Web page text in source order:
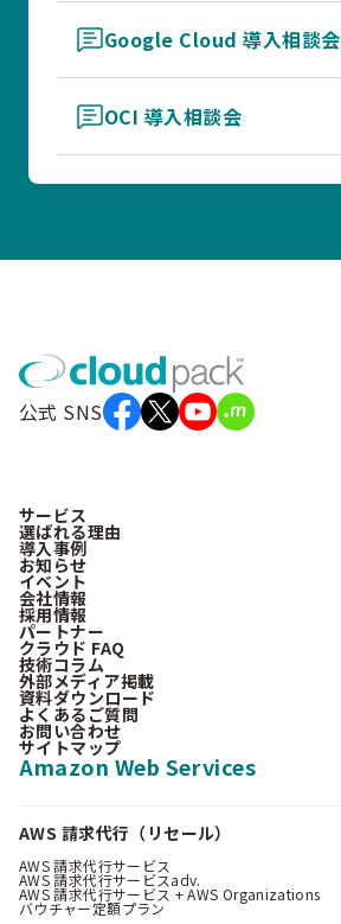
Google Cloud 導入相談会
OCI 導入相談会
公式 SNS
サービス
選ばれる理由
導入事例
お知らせ
イベント
会社情報
採用情報
パートナー
クラウド FAQ
技術コラム
外部メディア掲載
資料ダウンロード
よくあるご質問
お問い合わせ
サイトマップ
Amazon Web Services
AWS 請求代行（リセール）
AWS 請求代行サービス
AWS 請求代行サービスadv.
AWS 請求代行サービス + AWS Organizations
バウチャー定額プラン